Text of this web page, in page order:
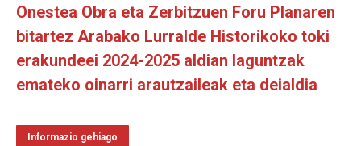
Onestea Obra eta Zerbitzuen Foru Planaren
bitartez Arabako Lurralde Historikoko toki
erakundeei 2024-2025 aldian laguntzak
emateko oinarri arautzaileak eta deialdia
Informazio gehiago